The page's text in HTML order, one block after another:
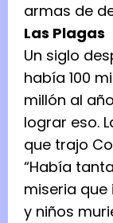
armas de
Las Plagas
Un siglo
había 100
millón al
lograr eso.
que trajo
“Había
miseria
y niños